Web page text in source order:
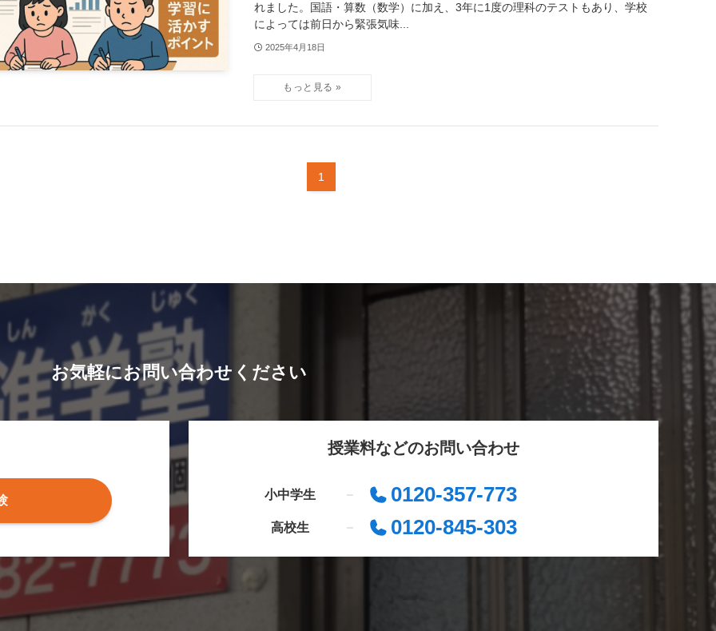
れました。国語・算数（数学）に加え、3年に1度の理科のテストもあり、学校
によっては前日から緊張気味...
2025年4月18日
1
お気軽にお問い合わせください
授業料などのお問い合わせ
小中学生 0120-357-773
高校生 0120-845-303